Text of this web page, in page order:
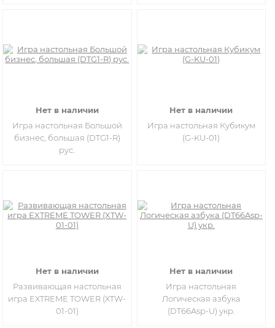
Нет в наличии
​​Игра настольная Большой
бизнес, большая (DTG1-R)
рус.
Нет в наличии
Игра настольная Кубикум
(G-KU-01)
Нет в наличии
Развивающая настольная
игра EXTREME TOWER (XTW-
01-01)
Нет в наличии
Игра настольная
Логическая азбука
(DT66Asp-U) укр.